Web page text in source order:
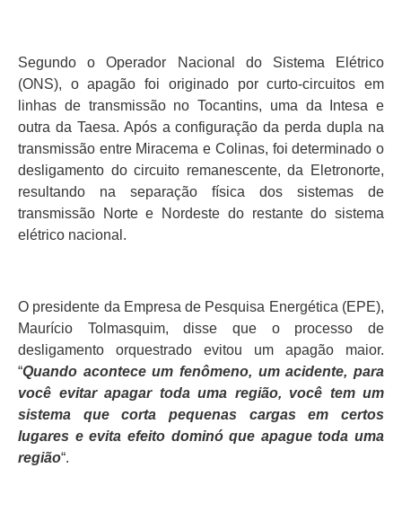
Segundo o Operador Nacional do Sistema Elétrico
(ONS), o apagão foi originado por curto-circuitos em
linhas de transmissão no Tocantins, uma da Intesa e
outra da Taesa. Após a configuração da perda dupla na
transmissão entre Miracema e Colinas, foi determinado o
desligamento do circuito remanescente, da Eletronorte,
resultando na separação física dos sistemas de
transmissão Norte e Nordeste do restante do sistema
elétrico nacional.
O presidente da Empresa de Pesquisa Energética (EPE),
Maurício Tolmasquim, disse que o processo de
desligamento orquestrado evitou um apagão maior.
“Quando acontece um fenômeno, um acidente, para
você evitar apagar toda uma região, você tem um
sistema que corta pequenas cargas em certos
lugares e evita efeito dominó que apague toda uma
região“.